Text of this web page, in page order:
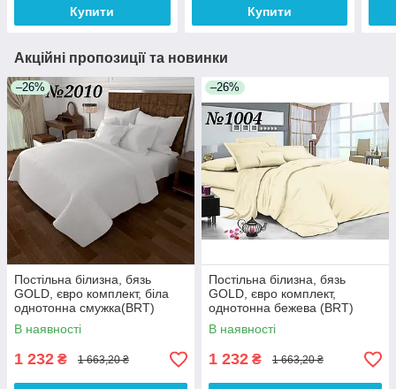
Купити Купити
Акційні пропозиції та новинки
–26%
Постільна білизна, бязь
GOLD, євро комплект, біла
однотонна смужка(BRT)
В наявності
1 232 ₴ 1 663,20 ₴
–26%
Постільна білизна, бязь
GOLD, євро комплект,
однотонна бежева (BRT)
В наявності
1 232 ₴ 1 663,20 ₴